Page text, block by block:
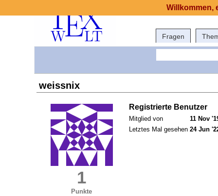
Fragen
weissnix
1
Punkte
Registrierte Benutzer
Mitglied von
11 Nov
Letztes Mal gesehen 24 Jun
Willkommen,